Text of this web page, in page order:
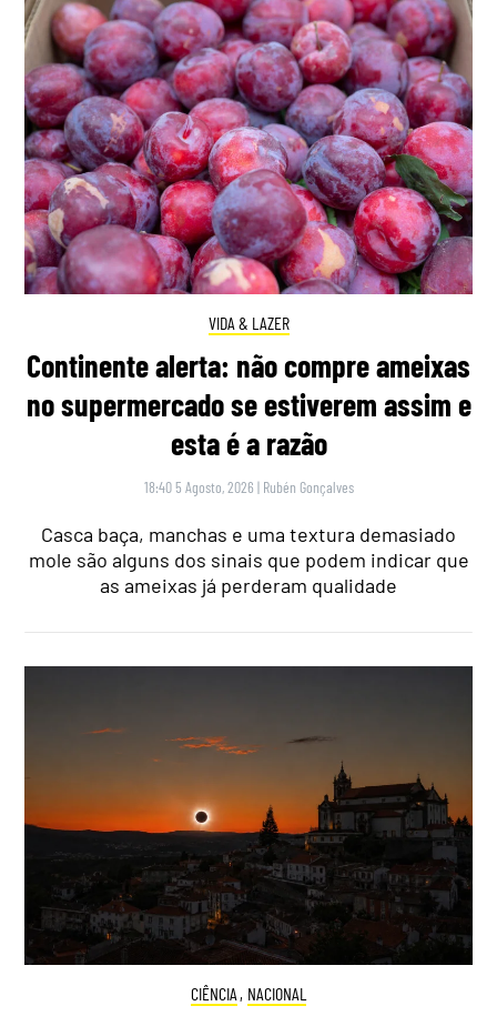
VIDA & LAZER
Continente alerta: não compre ameixas
no supermercado se estiverem assim e
esta é a razão
18:40 5 Agosto, 2026 | Rubén Gonçalves
Casca baça, manchas e uma textura demasiado
mole são alguns dos sinais que podem indicar que
as ameixas já perderam qualidade
CIÊNCIA , NACIONAL